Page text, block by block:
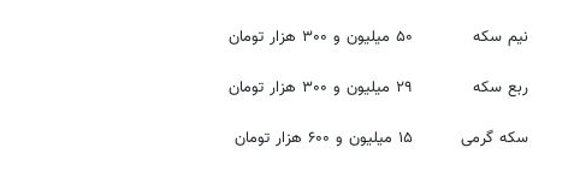
نیم سکه ۵۰ میلیون و ۳۰۰ هزار تومان
ربع سکه ۲۹ میلیون و ۳۰۰ هزار تومان
سکه گرمی ۱۵ میلیون و ۶۰۰ هزار تومان